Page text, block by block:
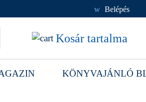
w Belépés
Kosár tartalma
KÖNYVAJÁNLÓ